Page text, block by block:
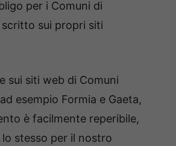
per i Comuni di
sui propri siti
sui siti web di Comuni
esempio Formia e Gaeta,
è facilmente reperibile,
stesso per il nostro